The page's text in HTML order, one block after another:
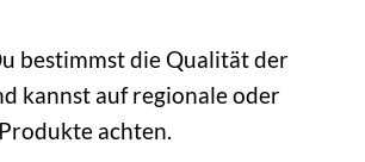
bestimmst die Qualität der
kannst auf regionale oder
achten.